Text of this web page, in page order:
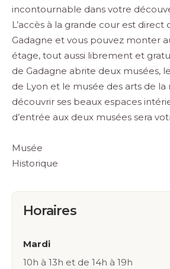
incontournable dans votre
L’accès à la grande cour est direct
Gadagne et vous pouvez monter
étage, tout aussi librement et
de Gadagne abrite deux musées,
de Lyon et le musée des arts de
découvrir ses beaux espaces
d’entrée aux deux musées sera
Musée
Historique
Horaires
Mardi
10h à 13h et de 14h à 19h